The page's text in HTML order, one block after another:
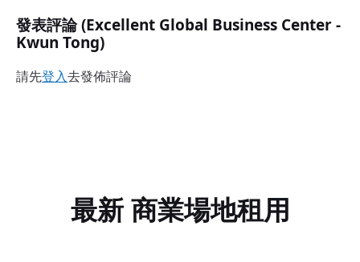
發表評論 (Excellent Global Business Center -
Kwun Tong)
請先登入去發佈評論
最新 商業場地租用